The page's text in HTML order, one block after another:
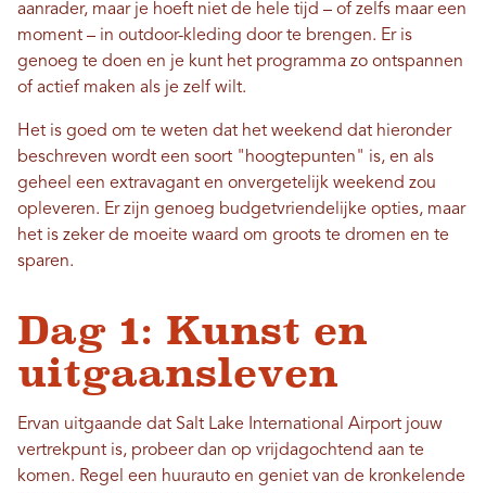
aanrader, maar je hoeft niet de hele tijd – of zelfs maar een
moment – ​​in outdoor-kleding door te brengen. Er is
genoeg te doen en je kunt het programma zo ontspannen
of actief maken als je zelf wilt.
Het is goed om te weten dat het weekend dat hieronder
beschreven wordt een soort "hoogtepunten" is, en als
geheel een extravagant en onvergetelijk weekend zou
opleveren. Er zijn genoeg budgetvriendelijke opties, maar
het is zeker de moeite waard om groots te dromen en te
sparen.
Dag 1: Kunst en
uitgaansleven
Ervan uitgaande dat Salt Lake International Airport jouw
vertrekpunt is, probeer dan op vrijdagochtend aan te
komen. Regel een huurauto en geniet van de kronkelende